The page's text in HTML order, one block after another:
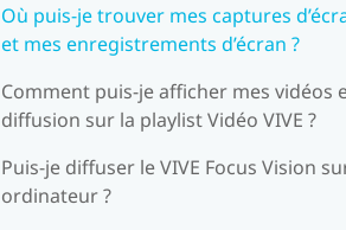
Où puis-je trouver mes captures
et mes enregistrements d’écran ?
Comment puis-je afficher mes vidéos
diffusion sur la playlist Vidéo VIVE ?
Puis-je diffuser le VIVE Focus Vision
ordinateur ?